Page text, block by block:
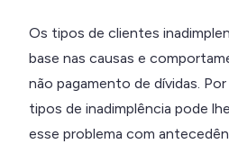
Os tipos de clientes
base nas causas e
não pagamento de dívidas.
tipos de inadimplência pode
esse problema com